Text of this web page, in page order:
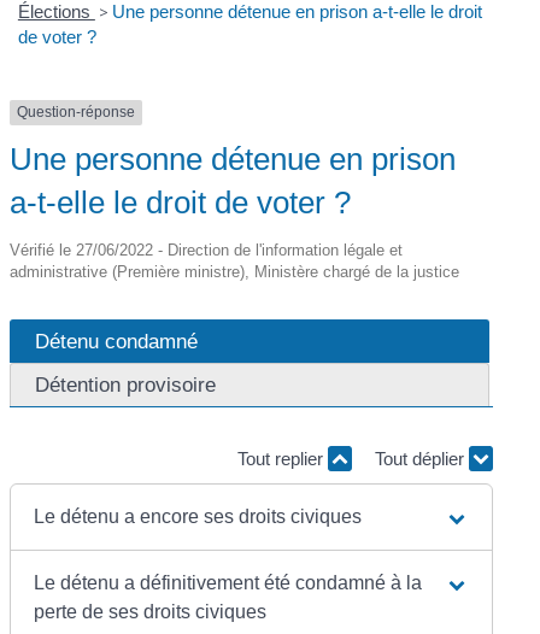
Élections > Une personne détenue en prison a-t-elle le droit
de voter ?
Question-réponse
Une personne détenue en prison
a-t-elle le droit de voter ?
Vérifié le 27/06/2022 - Direction de l'information légale et
administrative (Première ministre), Ministère chargé de la justice
Détenu condamné
Détention provisoire
Tout replier Tout déplier
Le détenu a encore ses droits civiques
Le détenu a définitivement été condamné à la
perte de ses droits civiques